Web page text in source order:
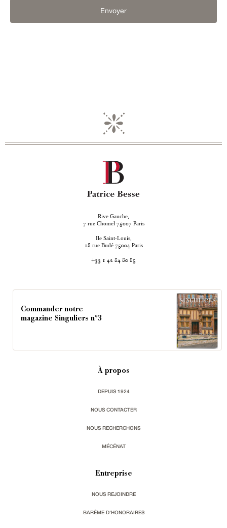
Envoyer
Rive Gauche,
7 rue Chomel 75007 Paris
Ile Saint-Louis,
18 rue Budé 75004 Paris
+33 1 42 84 80 85
Commander notre
magazine Singuliers n°3
À propos
DEPUIS 1924
NOUS CONTACTER
NOUS RECHERCHONS
MÉCÉNAT
Entreprise
NOUS REJOINDRE
BARÈME D'HONORAIRES